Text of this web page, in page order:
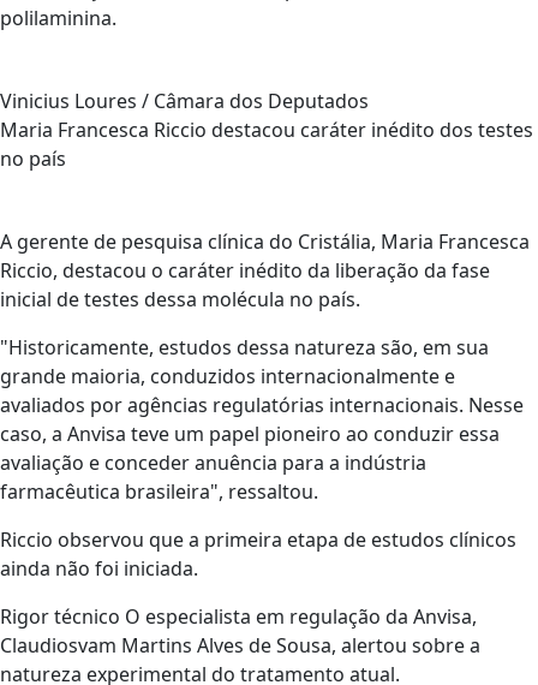
polilaminina.
Vinicius Loures / Câmara dos Deputados
Maria Francesca Riccio destacou caráter inédito dos testes
no país
A gerente de pesquisa clínica do Cristália, Maria Francesca
Riccio, destacou o caráter inédito da liberação da fase
inicial de testes dessa molécula no país.
"Historicamente, estudos dessa natureza são, em sua
grande maioria, conduzidos internacionalmente e
avaliados por agências regulatórias internacionais. Nesse
caso, a Anvisa teve um papel pioneiro ao conduzir essa
avaliação e conceder anuência para a indústria
farmacêutica brasileira", ressaltou.
Riccio observou que a primeira etapa de estudos clínicos
ainda não foi iniciada.
Rigor técnico O especialista em regulação da Anvisa,
Claudiosvam Martins Alves de Sousa, alertou sobre a
natureza experimental do tratamento atual.